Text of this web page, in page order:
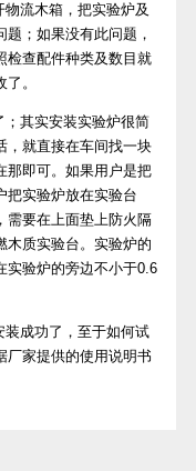
流木箱，把实验炉及
；如果没有此问题，
检查配件种类及数目就
。
其实安装实验炉很简
，就直接在车间找一块
那即可。如果用户是把
把实验炉放在实验台
需要在上面垫上防火隔
木质实验台。实验炉的
实验炉的旁边不小于0.6
成功了，至于如何试
厂家提供的使用说明书